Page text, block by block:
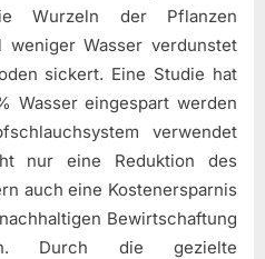
Wurzeln der Pflanzen
weniger Wasser verdunstet
sickert. Eine Studie hat
Wasser eingespart werden
verwendet
nur eine Reduktion des
auch eine Kostenersparnis
Bewirtschaftung
Durch die gezielte